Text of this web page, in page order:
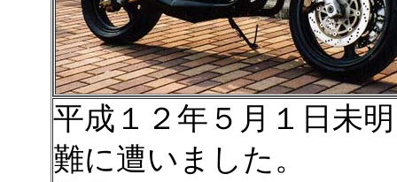
平成１２年５月１日未
難に遭いました。